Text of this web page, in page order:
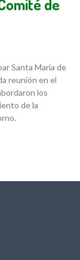
de
Santa María de
reunión en el
los
de la